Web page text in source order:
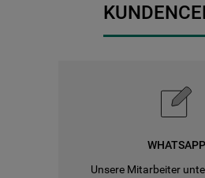
WHATSAPP
Unsere Mitarbeiter